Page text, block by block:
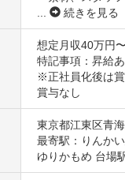
続きを見る
想定月収40万円
特記事項：昇給
※正社員化後は賞
賞与なし
東京都江東区青海
最寄駅：りんか
ゆりかもめ 台場